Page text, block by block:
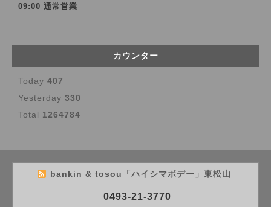
09:00 通常営業
カウンター
Today 407
Yesterday 330
Total 1264784
bankin & tosou「ハイシマボデー」東松山
0493-21-3770